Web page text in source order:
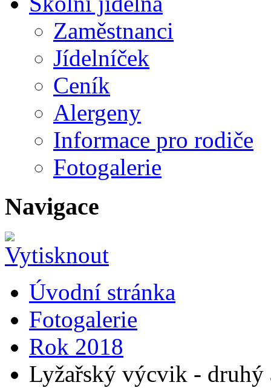
Zaměstnanci
Jídelníček
Ceník
Alergeny
Informace pro rodiče
Fotogalerie
Navigace
Úvodní stránka
Fotogalerie
Rok 2018
Lyžařský výcvik - druhý